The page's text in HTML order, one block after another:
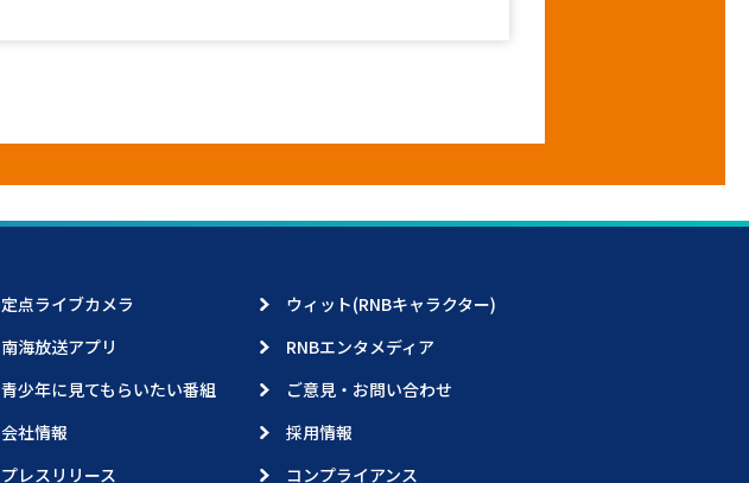
定点ライブカメラ
ウィット(RNBキャラクター)
南海放送アプリ
RNBエンタメディア
青少年に見てもらいたい番組
ご意見・お問い合わせ
会社情報
採用情報
プレスリリース
コンプライアンス